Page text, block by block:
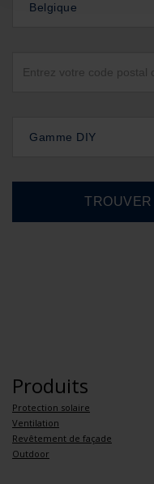
Belgique
Gamme DIY
Produits
Protection solaire
Ventilation
Revêtement de façade
Outdoor